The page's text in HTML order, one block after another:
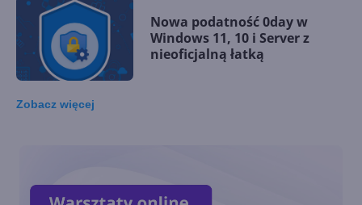
Nowa podatność 0day w
Windows 11, 10 i Server z
nieoficjalną łatką
Zobacz więcej